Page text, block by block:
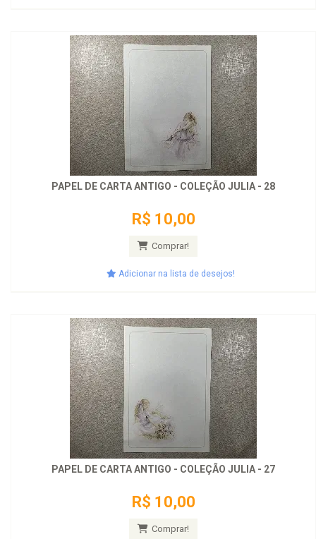
PAPEL DE CARTA ANTIGO - COLEÇÃO JULIA - 28
R$ 10,00
Comprar!
Adicionar na lista de desejos!
PAPEL DE CARTA ANTIGO - COLEÇÃO JULIA - 27
R$ 10,00
Comprar!